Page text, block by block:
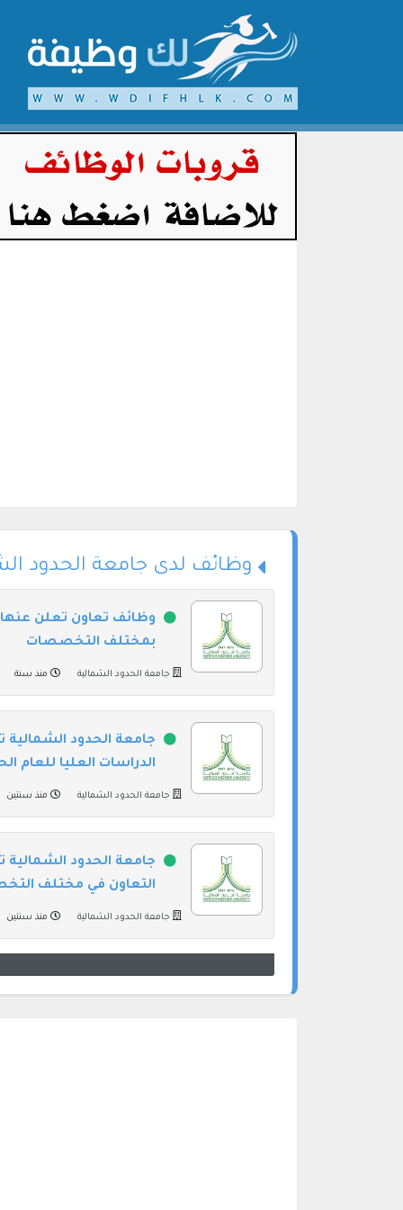
وظائف لدى جامعة الحدود
وظائف تعاون تعلن عنها
بمختلف التخصصات
جامعة الحدود الشمالية منذ سنة
جامعة الحدود الشمالية
الدراسات العليا للعام
جامعة الحدود الشمالية منذ سنتين
جامعة الحدود
التعاون في مختلف
جامعة الحدود الشمالية منذ سنتين